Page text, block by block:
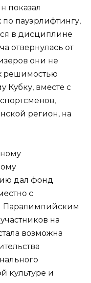
показал
по пауэрлифтингу,
в дисциплине
отвернулась от
они не
решимостью
Кубку, вместе с
регион, на
дал фонд
с
Паралимпийским
на
возможна
культуре и